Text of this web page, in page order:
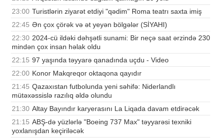
23:00 Turistlərin ziyarət etdiyi "qədim" Roma teatrı saxta imiş
22:45 Ən çox çörək və ət yeyən bölgələr (SİYAHI)
22:30 2024-cü ildəki dəhşətli sunami: Bir neçə saat ərzində 230
mindən çox insan həlak oldu
22:15 97 yaşında təyyarə qanadında uçdu - Video
22:00 Konor Makqreqor oktaqona qayıdır
21:45 Qazaxıstan futbolunda yeni səhifə: Niderlandlı
mütəxəssislə razılıq əldə olundu
21:30 Altay Bayındır karyerasını La Liqada davam etdirəcək
21:15 ABŞ-də yüzlərlə "Boeing 737 Max" təyyarəsi texniki
yoxlanışdan keçiriləcək